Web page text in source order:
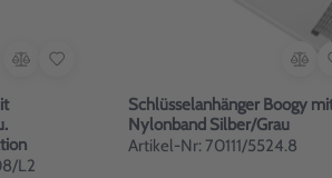
L2
Schlüsselanhänger Boogy
Nylonband Silber/Grau
Artikel-Nr: 70111/5524.8